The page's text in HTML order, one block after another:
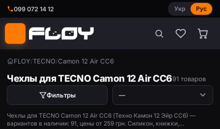
099 072 14 12 Укр Рус
FLOY/TECNO/Camon 12 Air CC6
Чехлы для TECNO Camon 12 Air CC691 товаров
Фильтры
Чехлы для TECNO Camon 12 Air CC6 (Техно Камон 12 Эйр СС6) —
вариантов в наличии: 91, цены от 259 грн. Силикон, книжки,